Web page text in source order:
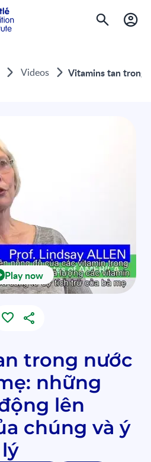
Videos Vitamins tan trong
Play now
trong nước
những
lên
chúng và ý